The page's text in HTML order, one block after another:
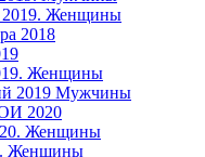
2019. Женщины
2018
Женщины
2019 Мужчины
2020
Женщины
Женщины